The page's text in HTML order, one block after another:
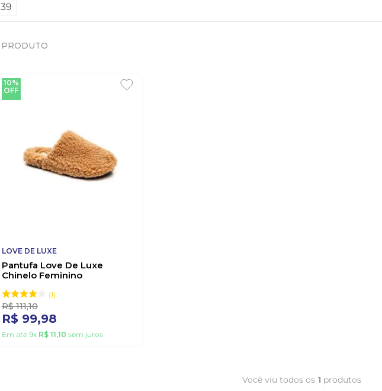
39
PRODUTO
10%
OFF
LOVE DE LUXE
Pantufa Love De Luxe
Chinelo Feminino
1
R$ 111,10
R$ 99,98
Em até 9x R$ 11,10 sem juros
Você viu todos os 1 produtos